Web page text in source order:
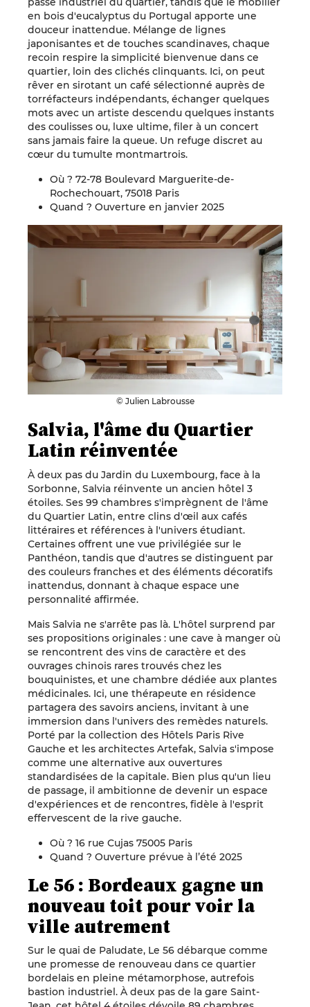
en bois d'eucalyptus du Portugal apporte une
douceur inattendue. Mélange de lignes
japonisantes et de touches scandinaves, chaque
recoin respire la simplicité bienvenue dans ce
quartier, loin des clichés clinquants. Ici, on peut
rêver en sirotant un café sélectionné auprès de
torréfacteurs indépendants, échanger quelques
mots avec un artiste descendu quelques instants
des coulisses ou, luxe ultime, filer à un concert
sans jamais faire la queue. Un refuge discret au
cœur du tumulte montmartrois.
Où ? 72-78 Boulevard Marguerite-de-
Rochechouart, 75018 Paris
Quand ? Ouverture en janvier 2025
© Julien Labrousse
Salvia, l'âme du Quartier
Latin réinventée
À deux pas du Jardin du Luxembourg, face à la
Sorbonne, Salvia réinvente un ancien hôtel 3
étoiles. Ses 99 chambres s'imprègnent de l'âme
du Quartier Latin, entre clins d'œil aux cafés
littéraires et références à l'univers étudiant.
Certaines offrent une vue privilégiée sur le
Panthéon, tandis que d'autres se distinguent par
des couleurs franches et des éléments décoratifs
inattendus, donnant à chaque espace une
personnalité affirmée.
Mais Salvia ne s'arrête pas là. L'hôtel surprend par
ses propositions originales : une cave à manger où
se rencontrent des vins de caractère et des
ouvrages chinois rares trouvés chez les
bouquinistes, et une chambre dédiée aux plantes
médicinales. Ici, une thérapeute en résidence
partagera des savoirs anciens, invitant à une
immersion dans l'univers des remèdes naturels.
Porté par la collection des Hôtels Paris Rive
Gauche et les architectes Artefak, Salvia s'impose
comme une alternative aux ouvertures
standardisées de la capitale. Bien plus qu'un lieu
de passage, il ambitionne de devenir un espace
d'expériences et de rencontres, fidèle à l'esprit
effervescent de la rive gauche.
Où ? 16 rue Cujas 75005 Paris
Quand ? Ouverture prévue à l’été 2025
Le 56 : Bordeaux gagne un
nouveau toit pour voir la
ville autrement
Sur le quai de Paludate, Le 56 débarque comme
une promesse de renouveau dans ce quartier
bordelais en pleine métamorphose, autrefois
bastion industriel. À deux pas de la gare Saint-